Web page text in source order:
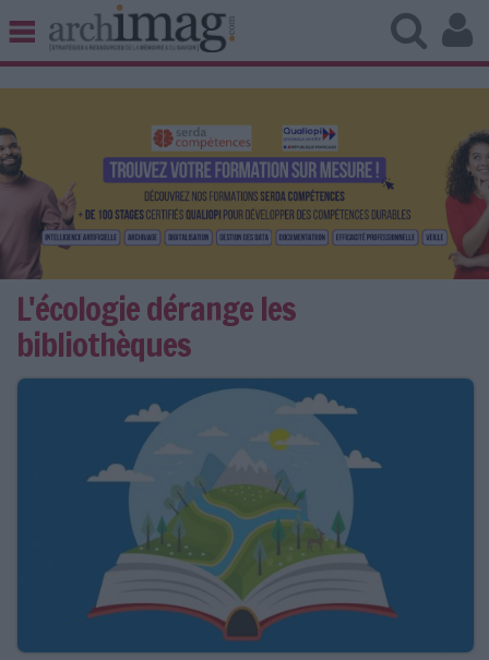
BIBLIOTHÈQUE ÉDITION
UNIVERS DATA
TRAVAIL COLLABORATIF
VIE NUMÉRIQUE
NUMÉRIQUE RESPONSABLE
LES NEWSLETTERS
LE MAGAZINE
LES BASES DE DONNÉES
L'ESPACE EMPLOI
L'ANNUAIRE DES ACTEURS
L'écologie dérange les
bibliothèques